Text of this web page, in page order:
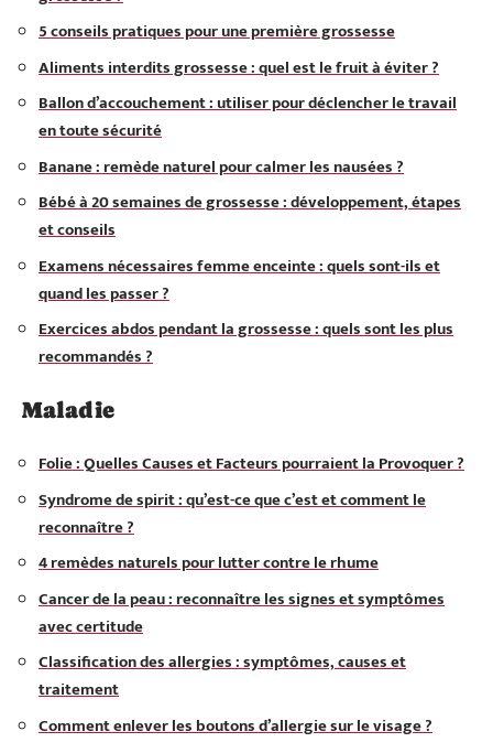
5 conseils pratiques pour une première grossesse
Aliments interdits grossesse : quel est le fruit à éviter ?
Ballon d’accouchement : utiliser pour déclencher le travail
en toute sécurité
Banane : remède naturel pour calmer les nausées ?
Bébé à 20 semaines de grossesse : développement, étapes
et conseils
Examens nécessaires femme enceinte : quels sont-ils et
quand les passer ?
Exercices abdos pendant la grossesse : quels sont les plus
recommandés ?
Maladie
Folie : Quelles Causes et Facteurs pourraient la Provoquer ?
Syndrome de spirit : qu’est-ce que c’est et comment le
reconnaître ?
4 remèdes naturels pour lutter contre le rhume
Cancer de la peau : reconnaître les signes et symptômes
avec certitude
Classification des allergies : symptômes, causes et
traitement
Comment enlever les boutons d’allergie sur le visage ?